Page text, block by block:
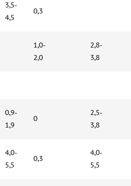
3,5-
4,5
0,3
1,0-
2,0
2,8-
3,8
0,9-
1,9
0
2,5-
3,8
4,0-
5,5
0,3
4,0-
5,5